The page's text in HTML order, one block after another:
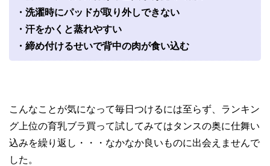
・洗濯時にパッドが取り外しできない
・汗をかくと蒸れやすい
・締め付けるせいで背中の肉が食い込む
こんなことが気になって毎日つけるには至らず、ランキン
グ上位の育乳ブラ買って試してみてはタンスの奥に仕舞い
込みを繰り返し・・・なかなか良いものに出会えませんで
した。